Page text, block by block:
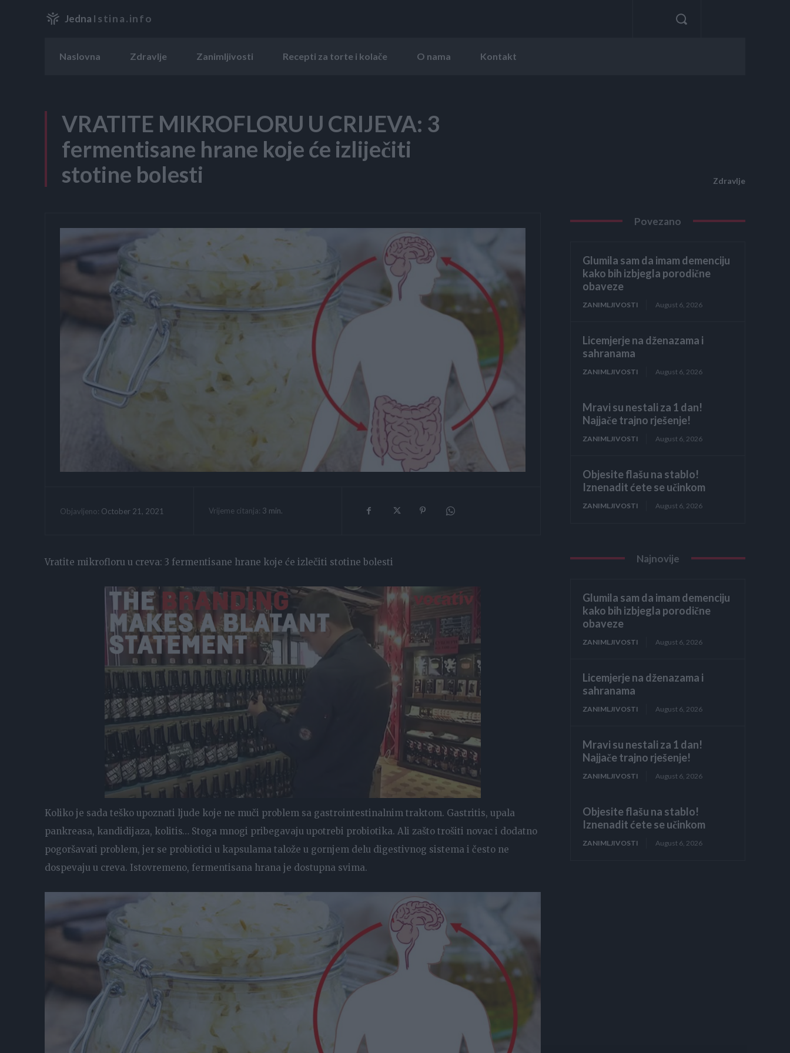
Jedna Istina.info
Naslovna Zdravlje Zanimljivosti Recepti za torte i kolače O nama Kontakt
VRATITE MIKROFLORU U CRIJEVA: 3
fermentisane hrane koje će izliječiti
stotine bolesti
Zdravlje
Objavljeno: October 21, 2021 Vrijeme citanja: 3 min.
Vratite mikrofloru u creva: 3 fermentisane hrane koje će izlečiti stotine bolesti
Koliko je sada teško upoznati ljude koje ne muči problem sa gastrointestinalnim traktom. Gastritis, upala
pankreasa, kandidijaza, kolitis… Stoga mnogi pribegavaju upotrebi probiotika. Ali zašto trošiti novac i dodatno
pogoršavati problem, jer se probiotici u kapsulama talože u gornjem delu digestivnog sistema i često ne
dospevaju u creva. Istovremeno, fermentisana hrana je dostupna svima.
Povezano
Glumila sam da imam demenciju
kako bih izbjegla porodične
obaveze
ZANIMLJIVOSTI August 6, 2026
Licemjerje na dženazama i
sahranama
ZANIMLJIVOSTI August 6, 2026
Mravi su nestali za 1 dan!
Najjače trajno rješenje!
ZANIMLJIVOSTI August 6, 2026
Objesite flašu na stablo!
Iznenadit ćete se učinkom
ZANIMLJIVOSTI August 6, 2026
Najnovije
Glumila sam da imam demenciju
kako bih izbjegla porodične
obaveze
ZANIMLJIVOSTI August 6, 2026
Licemjerje na dženazama i
sahranama
ZANIMLJIVOSTI August 6, 2026
Mravi su nestali za 1 dan!
Najjače trajno rješenje!
ZANIMLJIVOSTI August 6, 2026
Objesite flašu na stablo!
Iznenadit ćete se učinkom
ZANIMLJIVOSTI August 6, 2026